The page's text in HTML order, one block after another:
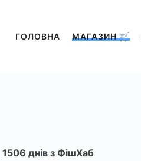
ГОЛОВНА МАГАЗИН 🛒
1506 днів з ФішХаб